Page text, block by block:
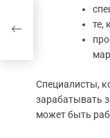
те,
Специалисты,
зарабатывать
может быть